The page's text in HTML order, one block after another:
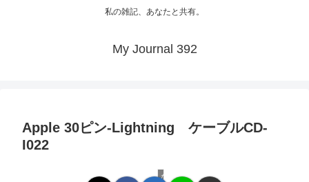
私の雑記、あなたと共有。
My Journal 392
Apple 30ピン-Lightning ケーブルCD-
I022
なんでも